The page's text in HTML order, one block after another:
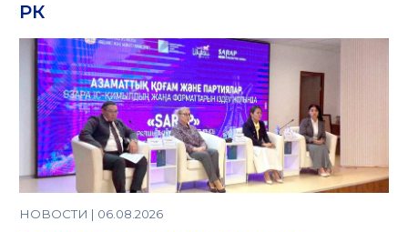
РК
НОВОСТИ | 06.08.2026